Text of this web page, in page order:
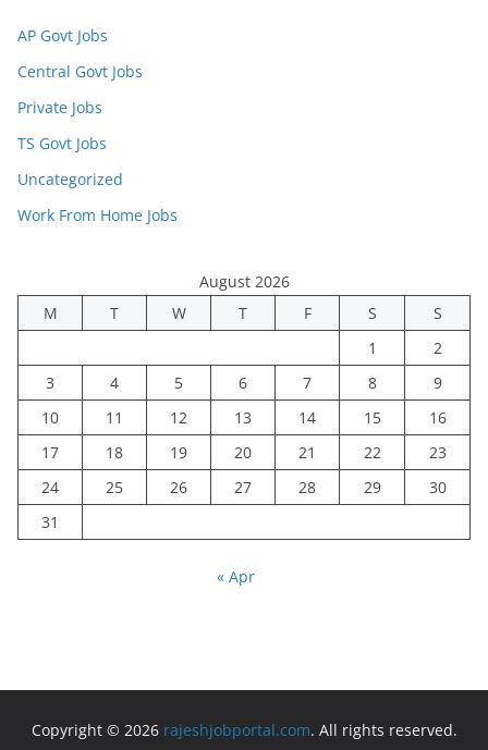
AP Govt Jobs
Central Govt Jobs
Private Jobs
TS Govt Jobs
Uncategorized
Work From Home Jobs
August 2026
M
T W T F S
S
1
2
3
4 5 6 7 8
9
10
11 12 13 14 15
16
17
18 19 20 21 22
23
24
25 26 27 28 29
30
31
« Apr
Copyright © 2026 rajeshjobportal.com. All rights reserved.